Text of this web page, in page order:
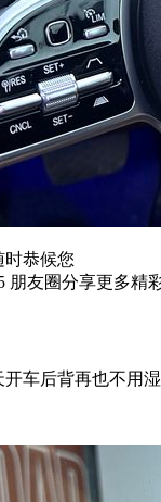
时恭候您
朋友圈分享更多精
车后背再也不用